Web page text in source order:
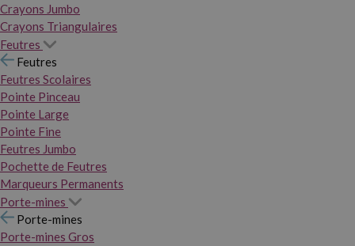
Crayons Jumbo
Crayons Triangulaires
Feutres
Feutres
Feutres Scolaires
Pointe Pinceau
Pointe Large
Pointe Fine
Feutres Jumbo
Pochette de Feutres
Marqueurs Permanents
Porte-mines
Porte-mines
Porte-mines Gros